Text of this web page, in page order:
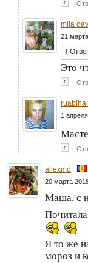
↑
mila
21
↑
Это
↑
ruabiha
1
↑
allexmd
20 марта
Маша, с
Я то же
мороз и